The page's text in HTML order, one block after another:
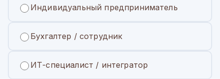
Индивидуальный предприниматель
Бухгалтер / сотрудник
ИТ-специалист / интегратор